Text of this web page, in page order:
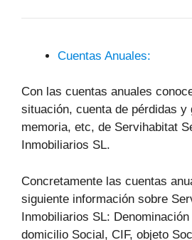
Cuentas Anuales:
Con las cuentas anuales
situación, cuenta de pérdidas y
memoria, etc, de Servihabitat
Inmobiliarios SL.
Concretamente las cuentas
siguiente información sobre
Inmobiliarios SL:
domicilio Social, CIF, objeto